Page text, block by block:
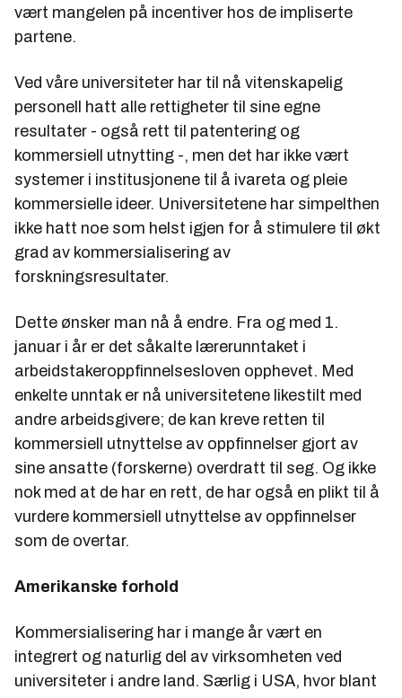
vært mangelen på incentiver hos de impliserte
partene.
Ved våre universiteter har til nå vitenskapelig
personell hatt alle rettigheter til sine egne
resultater - også rett til patentering og
kommersiell utnytting -, men det har ikke vært
systemer i institusjonene til å ivareta og pleie
kommersielle ideer. Universitetene har simpelthen
ikke hatt noe som helst igjen for å stimulere til økt
grad av kommersialisering av
forskningsresultater.
Dette ønsker man nå å endre. Fra og med 1.
januar i år er det såkalte lærerunntaket i
arbeidstakeroppfinnelsesloven opphevet. Med
enkelte unntak er nå universitetene likestilt med
andre arbeidsgivere; de kan kreve retten til
kommersiell utnyttelse av oppfinnelser gjort av
sine ansatte (forskerne) overdratt til seg. Og ikke
nok med at de har en rett, de har også en plikt til å
vurdere kommersiell utnyttelse av oppfinnelser
som de overtar.
Amerikanske forhold
Kommersialisering har i mange år vært en
integrert og naturlig del av virksomheten ved
universiteter i andre land. Særlig i USA, hvor blant